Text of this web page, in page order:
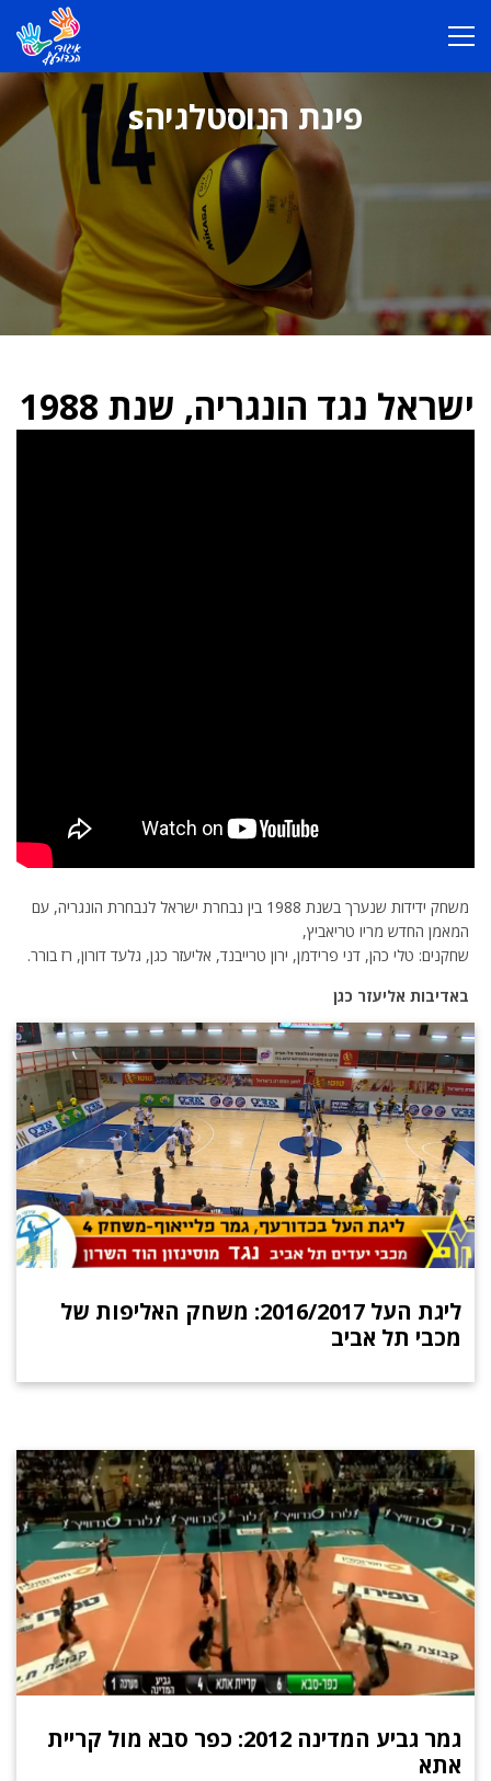
פינת הנוסטלגיהs
ישראל נגד הונגריה, שנת 1988
משחק ידידות שנערך בשנת 1988 בין נבחרת ישראל לנבחרת הונגריה, עם
המאמן החדש מריו טריאביץ,
שחקנים: טלי כהן, דני פרידמן, ירון טרייבנד, אליעזר כגן, גלעד דורון, רז בורר.
באדיבות אליעזר כגן
ליגת העל 2016/2017: משחק האליפות של
מכבי תל אביב
גמר גביע המדינה 2012: כפר סבא מול קריית
אתא